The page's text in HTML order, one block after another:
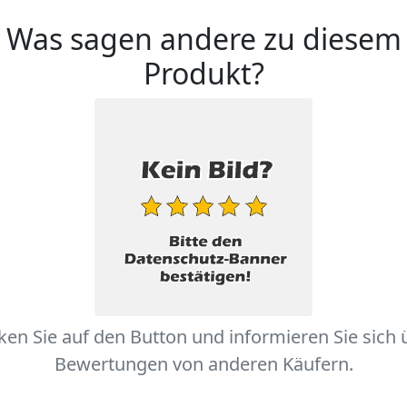
Was sagen andere zu diesem
Produkt?
Sie auf den Button und informieren Sie sich
Bewertungen von anderen Käufern.